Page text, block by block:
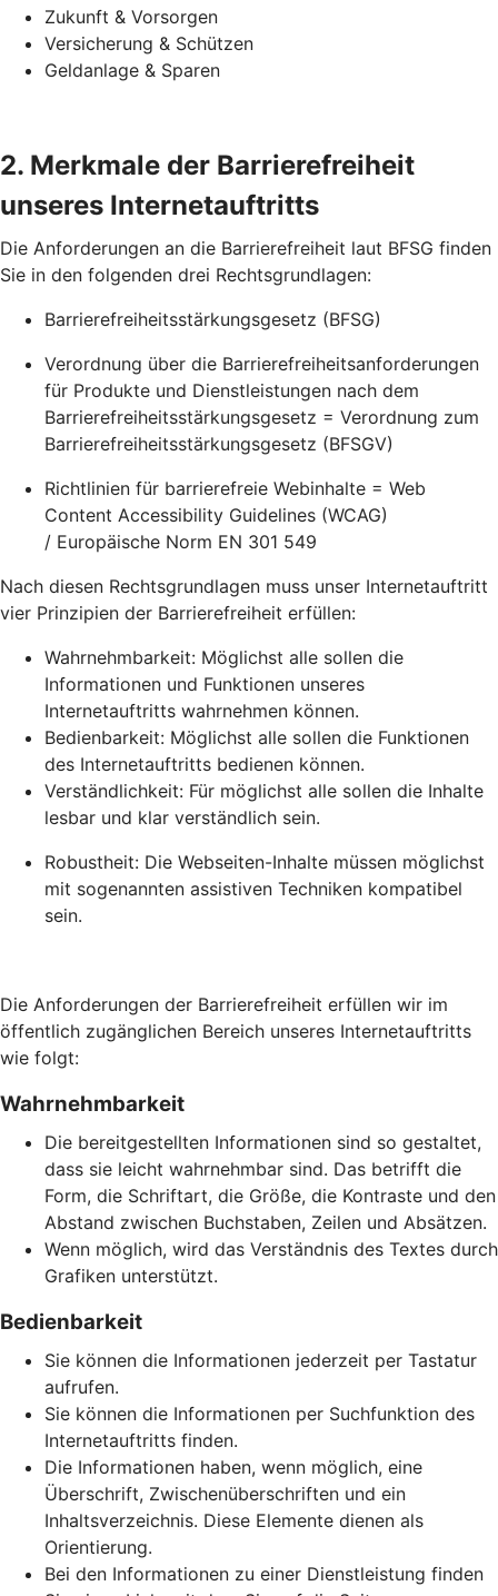
Zukunft & Vorsorgen
Versicherung & Schützen
Geldanlage & Sparen
2. Merkmale der Barrierefreiheit
unseres Internetauftritts
Die Anforderungen an die Barrierefreiheit laut BFSG finden
Sie in den folgenden drei Rechtsgrundlagen:
Barrierefreiheitsstärkungsgesetz (BFSG)
Verordnung über die Barrierefreiheitsanforderungen
für Produkte und Dienstleistungen nach dem
Barrierefreiheitsstärkungsgesetz = Verordnung zum
Barrierefreiheitsstärkungsgesetz (BFSGV)
Richtlinien für barrierefreie Webinhalte = Web
Content Accessibility Guidelines (WCAG)
/ Europäische Norm EN 301 549
Nach diesen Rechtsgrundlagen muss unser Internetauftritt
vier Prinzipien der Barrierefreiheit erfüllen:
Wahrnehmbarkeit: Möglichst alle sollen die
Informationen und Funktionen unseres
Internetauftritts wahrnehmen können.
Bedienbarkeit: Möglichst alle sollen die Funktionen
des Internetauftritts bedienen können.
Verständlichkeit: Für möglichst alle sollen die Inhalte
lesbar und klar verständlich sein.
Robustheit: Die Webseiten-Inhalte müssen möglichst
mit sogenannten assistiven Techniken kompatibel
sein.
Die Anforderungen der Barrierefreiheit erfüllen wir im
öffentlich zugänglichen Bereich unseres Internetauftritts
wie folgt:
Wahrnehmbarkeit
Die bereitgestellten Informationen sind so gestaltet,
dass sie leicht wahrnehmbar sind. Das betrifft die
Form, die Schriftart, die Größe, die Kontraste und den
Abstand zwischen Buchstaben, Zeilen und Absätzen.
Wenn möglich, wird das Verständnis des Textes durch
Grafiken unterstützt.
Bedienbarkeit
Sie können die Informationen jederzeit per Tastatur
aufrufen.
Sie können die Informationen per Suchfunktion des
Internetauftritts finden.
Die Informationen haben, wenn möglich, eine
Überschrift, Zwischenüberschriften und ein
Inhaltsverzeichnis. Diese Elemente dienen als
Orientierung.
Bei den Informationen zu einer Dienstleistung finden